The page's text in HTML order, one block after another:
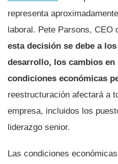
representa
laboral. Pete Parsons, CEO
esta decisión se debe a
desarrollo, los cambios
condiciones económicas
reestructuración afectará a
empresa, incluidos los
liderazgo senior.
Las condiciones